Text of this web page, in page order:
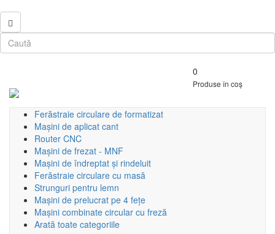
0
Produse în coș
Ferăstraie circulare de formatizat
Mașini de aplicat cant
Router CNC
Mașini de frezat - MNF
Mașini de îndreptat și rindeluit
Ferăstraie circulare cu masă
Strunguri pentru lemn
Mașini de prelucrat pe 4 fețe
Mașini combinate circular cu freză
Arată toate categoriile